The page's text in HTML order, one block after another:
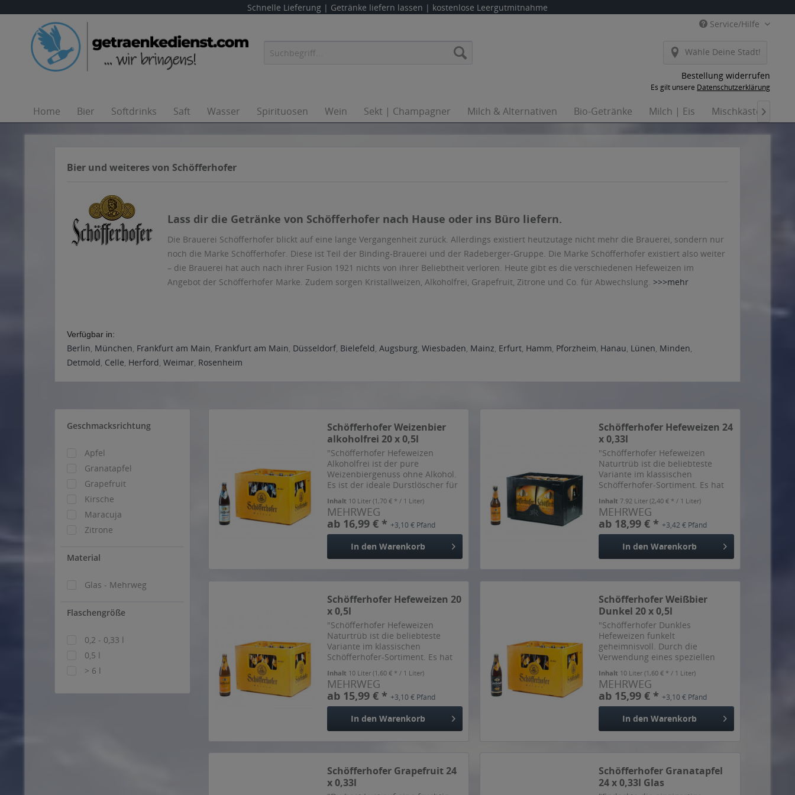
Schnelle Lieferung | Getränke liefern lassen | kostenlose Leergutmitnahme
Service/Hilfe
Wähle Deine Stadt!
Bestellung widerrufen
Es gilt unsere Datenschutzerklärung
Home Bier Softdrinks Saft Wasser Spirituosen Wein Sekt | Champagner Milch & Alternativen Bio-Getränke Milch | Eis Mischkästen

Bier und weiteres von Schöfferhofer
Lass dir die Getränke von Schöfferhofer nach Hause oder ins Büro liefern.
Die Brauerei Schöfferhofer blickt auf eine lange Vergangenheit zurück. Allerdings existiert heutzutage nicht mehr die Brauerei, sondern nur
noch die Marke Schöfferhofer. Diese ist Teil der Binding-Brauerei und der Radeberger-Gruppe. Die Marke Schöfferhofer existiert also weiter
– die Brauerei hat auch nach ihrer Fusion 1921 nichts von ihrer Beliebtheit verloren. Heute gibt es die verschiedenen Hefeweizen im
Angebot der Schöfferhofer Marke. Zudem sorgen Kristallweizen, Alkoholfrei, Grapefruit, Zitrone und Co. für Abwechslung. >>>mehr
Verfügbar in:
Berlin, München, Frankfurt am Main, Frankfurt am Main, Düsseldorf, Bielefeld, Augsburg, Wiesbaden, Mainz, Erfurt, Hamm, Pforzheim, Hanau, Lünen, Minden,
Detmold, Celle, Herford, Weimar, Rosenheim
Geschmacksrichtung
Apfel
Granatapfel
Grapefruit
Kirsche
Maracuja
Zitrone
Material
Glas - Mehrweg
Flaschengröße
0,2 - 0,33 l
0,5 l
> 6 l
Schöfferhofer Weizenbier
alkoholfrei 20 x 0,5l
"Schöfferhofer Hefeweizen
Alkoholfrei ist der pure
Weizenbiergenuss ohne Alkohol.
Es ist der ideale Durstlöscher für
und die perfekte Erfrischung für
alle Weizenbierfreunde, die zwar
auf Alkohol, nicht...
Inhalt 10 Liter(1,70 € * / 1 Liter)
MEHRWEG
ab 16,99 € *+3,10 € Pfand
In den Warenkorb
Schöfferhofer Hefeweizen 24
x 0,33l
"Schöfferhofer Hefeweizen
Naturtrüb ist die beliebteste
Variante im klassischen
Schöfferhofer-Sortiment. Es hat
Flasche und durch die verstärkte
Zugabe von Hopfen schmeckt es
etwas herber, gleichzeitig sehr...
Inhalt7.92 Liter(2,40 € * / 1 Liter)
MEHRWEG
ab 18,99 € *+3,42 € Pfand
In den Warenkorb
Schöfferhofer Hefeweizen 20
x 0,5l
"Schöfferhofer Hefeweizen
Naturtrüb ist die beliebteste
Variante im klassischen
Schöfferhofer-Sortiment. Es hat
Flasche und durch die verstärkte
Zugabe von Hopfen schmeckt es
etwas herber, gleichzeitig sehr...
Inhalt 10 Liter(1,60 € * / 1 Liter)
MEHRWEG
ab 15,99 € *+3,10 € Pfand
In den Warenkorb
Schöfferhofer Weißbier
Dunkel 20 x 0,5l
"Schöfferhofer Dunkles
Hefeweizen funkelt
geheimnisvoll. Durch die
Verwendung eines speziellen
Farbe und seinen
malzaromatischen Geschmack. So
ist Schöfferhofer Dunkles
Hefeweizen nicht nur optisch
Inhalt 10 Liter(1,60 € * / 1 Liter)
MEHRWEG
ab 15,99 € *+3,10 € Pfand
In den Warenkorb
Schöfferhofer Grapefruit 24
x 0,33l
Schöfferhofer Granatapfel
24 x 0,33l Glas